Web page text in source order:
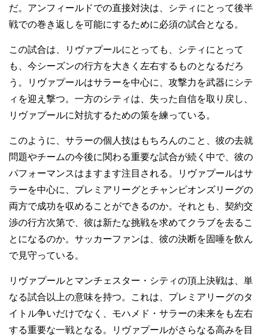
だ。アンフィールドでの直接対決は、シティにとって後半
戦での巻き返しを可能にするために必須の試合となる。
この試合は、リヴァプールにとっても、シティにとって
も、今シーズンの行方を大きく左右するものとなるだろ
う。リヴァプールはサラーを中心に、攻撃力を武器にシテ
ィを迎え撃つ。一方のシティは、失った自信を取り戻し、
リヴァプールに対抗するための策を練っている。
このように、サラーの個人技はもちろんのこと、彼の去就
問題やチームの今後に関わる重要な試合が続く中で、彼の
パフォーマンスはますます注目される。リヴァプールはサ
ラーを中心に、プレミアリーグとチャンピオンズリーグの
両方で成功を収めることができるのか。それとも、契約交
渉の行方次第で、彼は新たな挑戦を求めてクラブを去るこ
とになるのか。サッカーファンは、彼の決断を固唾を飲ん
で見守っている。
リヴァプールとマンチェスター・シティの頂上決戦は、単
なる試合以上の意味を持つ。これは、プレミアリーグのタ
イトル争いだけでなく、モハメド・サラーの未来をも左右
する重要な一戦となる。リヴァプールがさらなる高みを目